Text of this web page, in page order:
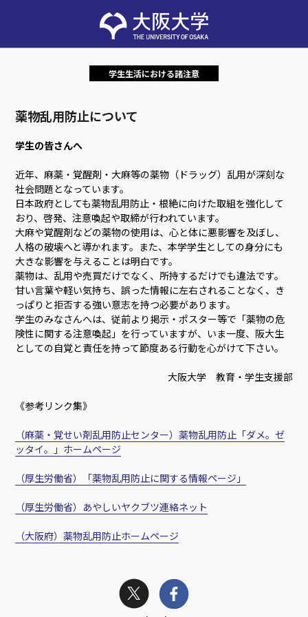
学生生活における諸注意
薬物乱用防止について
学生の皆さんへ
近年、麻薬・覚醒剤・大麻等の薬物（ドラッグ）乱用が深刻な
社会問題となっています。
日本政府としても薬物乱用防止・根絶に向けた取組を強化して
おり、啓発、注意喚起や取締が行われています。
大麻や覚醒剤などの薬物の使用は、心と体に悪影響を及ぼし、
人格の破壊へと導かれます。また、本学学生としての身分にも
大きな影響を与えることは明白です。
薬物は、乱用や売買だけでなく、所持するだけでも違法です。
甘い言葉や軽い気持ち、誤った情報に左右されることなく、き
っぱりと拒否する強い意志を持つ必要があります。
学生のみなさんへは、従前より掲示・ポスター等で「薬物の危
険性に関する注意喚起」を行っていますが、いま一度、阪大生
としての自覚と責任を持って節度ある行動を心がけて下さい。
大阪大学 教育・学生支援部
《参考リンク集》
（麻薬・覚せい剤乱用防止センター）薬物乱用防止「ダメ。ゼ
ッタイ。」ホームページ
（厚生労働省）「薬物乱用防止に関する情報ページ」
（厚生労働省）あやしいヤクブツ連絡ネット
（大阪府）薬物乱用防止ホームページ